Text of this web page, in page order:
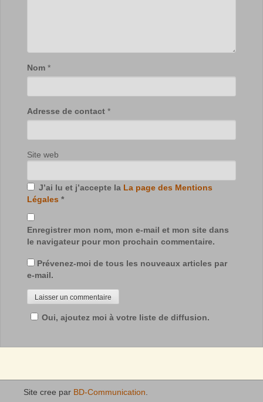
Nom *
Adresse de contact *
Site web
J’ai lu et j’accepte la La page des Mentions
Légales *
Enregistrer mon nom, mon e-mail et mon site dans
le navigateur pour mon prochain commentaire.
Prévenez-moi de tous les nouveaux articles par
e-mail.
Oui, ajoutez moi à votre liste de diffusion.
Site cree par BD-Communication